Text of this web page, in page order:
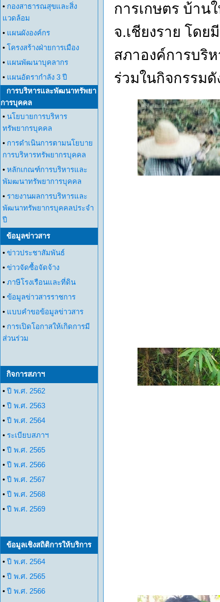
• กองสาธารณสุขและสิ่ง
แวดล้อม
• แผนผังองค์กร
• โครงสร้างฝ่ายการเมือง
• แผนพัฒนาบุคลากร
• แผนอัตรากำลัง 3 ปี
การบริหารและพัฒนาทรัพยา
การบุคคล
• นโยบายการบริหาร
ทรัพยากรบุคคล
• การดำเนินการตามนโยบาย
การบริหารทรัพยากรบุคคล
• หลักเกณฑ์การบริหารและ
พัมฒนาทรัพยาการบุคคล
• รายงานผลการบริหารและ
พัฒนาทรัพยากรบุคคลประจำ
ปี
ข้อมูลข่าวสาร
• ข่าวประชาสัมพันธ์
• ข่าวจัดซื้อจัดจ้าง
• ภาษีโรงเรือนและที่ดิน
• ข้อมูลข่าวสารราชการ
• แบบคำขอข้อมูลข่าวสาร
• การเปิดโอกาสให้เกิดการมี
ส่วนร่วม
กิจการสภาฯ
• ปี พ.ศ. 2562
• ปี พ.ศ. 2563
• ปี พ.ศ. 2564
• ระเบียบสภาฯ
• ปี พ.ศ. 2565
• ปี พ.ศ. 2566
• ปี พ.ศ. 2567
• ปี พ.ศ. 2568
• ปี พ.ศ. 2569
ข้อมูลเชิงสถิติการให้บริการ
• ปี พ.ศ. 2564
• ปี พ.ศ. 2565
• ปี พ.ศ. 2566
การเกษตร บ้าน
จ.เชียงราย โด
สภาองค์การบริห
ร่วมในกิจกรรมดั